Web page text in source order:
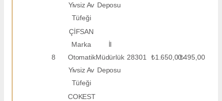
Yivsiz Av
Tüfeği
Deposu
8
ÇİFSAN
Marka
Otomatik
Yivsiz Av
Tüfeği
İl
Müdürlük
Deposu
28301 ₺1.650,00₺495,00
COKEST